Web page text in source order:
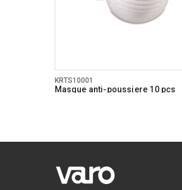
KRTS10001
Masque anti-poussiere 10 pcs